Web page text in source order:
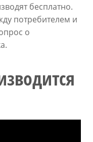
бесплатно.
потребителем и
о